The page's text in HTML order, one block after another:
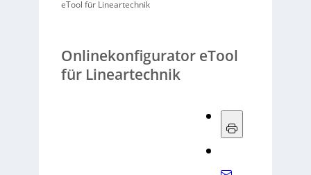
eTool für Lineartechnik
Onlinekonfigurator eTool
für Lineartechnik